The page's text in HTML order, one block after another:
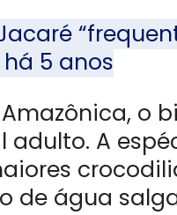
5 anos
o
A
de água